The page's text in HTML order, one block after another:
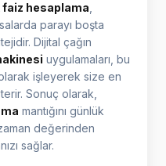
faiz hesaplama,
parayı boşta
Dijital çağın
uygulamaları, bu
işleyerek size en
Sonuç olarak,
mantığını günlük
değerinden
sağlar.